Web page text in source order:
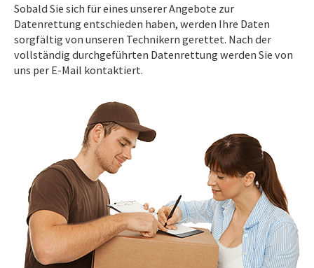
Sobald Sie sich für eines unserer Angebote zur
Datenrettung entschieden haben, werden Ihre Daten
sorgfältig von unseren Technikern gerettet. Nach der
vollständig durchgeführten Datenrettung werden Sie von
uns per E-Mail kontaktiert.